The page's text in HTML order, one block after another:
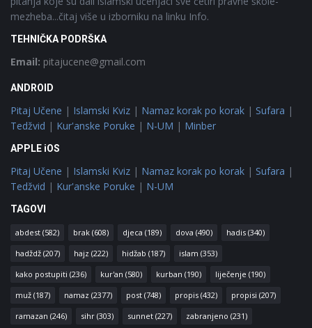
mezheba...čitaj više u izborniku na linku Info.
TEHNIČKA PODRŠKA
Email: pitajucene@gmail.com
ANDROID
Pitaj Učene | Islamski Kviz | Namaz korak po korak | Sufara |
Tedžvid | Kur'anske Poruke | N-UM | Minber
APPLE iOS
Pitaj Učene | Islamski Kviz | Namaz korak po korak | Sufara |
Tedžvid | Kur'anske Poruke | N-UM
TAGOVI
abdest (582) brak (608) djeca (189) dova (490) hadis (340)
hadždž (207) hajz (222) hidžab (187) islam (353)
kako postupiti (236) kur'an (580) kurban (190) liječenje (190)
muž (187) namaz (2377) post (748) propis (432) propisi (207)
ramazan (246) sihr (303) sunnet (227) zabranjeno (231)